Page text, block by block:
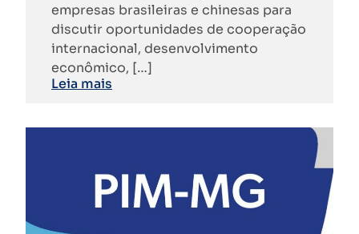
empresas brasileiras e chinesas para
discutir oportunidades de cooperação
internacional, desenvolvimento
econômico, […]
Leia mais